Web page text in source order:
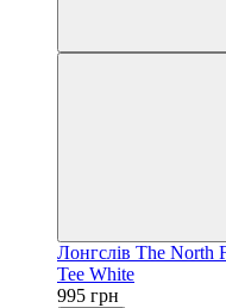
Лонгслів The North
Tee White
995 грн